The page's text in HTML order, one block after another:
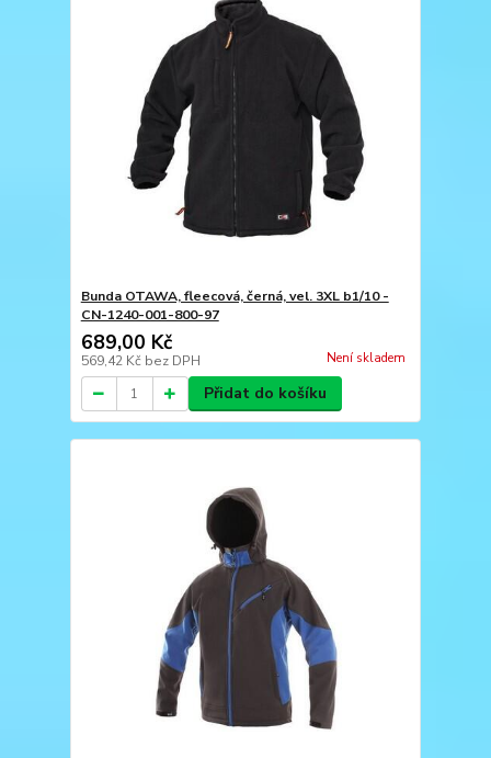
Bunda OTAWA, fleecová, černá, vel. 3XL b1/10 -
CN-1240-001-800-97
689,00 Kč
569,42 Kč bez DPH Není skladem
Přidat do košíku